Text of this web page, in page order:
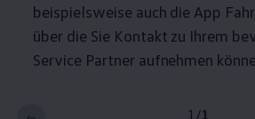
beispielsweise auch die App
über die Sie Kontakt zu Ihrem
Service Partner aufnehmen
1/1